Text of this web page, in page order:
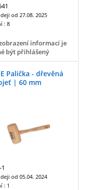
od 27.08. 2025
: 8
informací je
být přihlášený
Palička - dřevěná
| 60 mm
od 05.04. 2024
: 1